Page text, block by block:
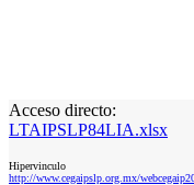
Acceso directo:
LTAIPSLP84LIA.xlsx
Hipervinculo
http://www.cegaipslp.org.mx/